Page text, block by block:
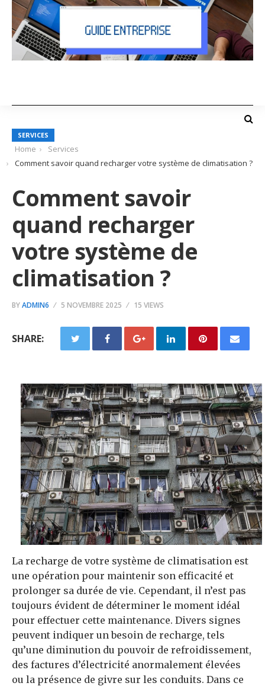
SERVICES
Home
Services
Comment savoir quand recharger votre système de climatisation ?
Comment savoir
quand recharger
votre système de
climatisation ?
BYADMIN6 5 NOVEMBRE 2025 15 VIEWS
SHARE:
La recharge de votre système de climatisation est
une opération pour maintenir son efficacité et
prolonger sa durée de vie. Cependant, il n’est pas
toujours évident de déterminer le moment idéal
pour effectuer cette maintenance. Divers signes
peuvent indiquer un besoin de recharge, tels
qu’une diminution du pouvoir de refroidissement,
des factures d’électricité anormalement élevées
ou la présence de givre sur les conduits. Dans ce